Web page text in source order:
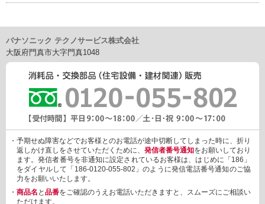
パナソニック テクノサービス株式会社
大阪府門真市大字門真1048
・予期せぬ障害などでお客様とのお電話が途中切断してしまった時に、折り
返しかけ直しをさせていただくために、 発信者番号通知をお願いしており
ます。発信者番号を非通知に設定されているお客様は、はじめに「186」
をダイヤルして「186-0120-055-802」のように発信電話番号通知のご協
力をお願いいたします。
・ 商品名 と 品番をご確認のうえお電話いただきますと、スムーズにご相談い
ただけます。